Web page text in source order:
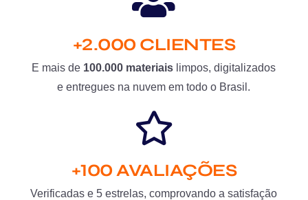
+2.000 CLIENTES
E mais de 100.000 materiais limpos, digitalizados
e entregues na nuvem em todo o Brasil.
+100 AVALIAÇÕES
Verificadas e 5 estrelas, comprovando a satisfação